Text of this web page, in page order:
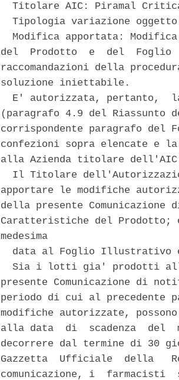
Titolare AIC: Piramal
Tipologia variazione
Modifica apportata:
del  Prodotto  e  del  Foglio
raccomandazioni della
soluzione iniettabile.
E' autorizzata, pertanto,
(paragrafo 4.9 del
corrispondente paragrafo
confezioni sopra elencate
alla Azienda titolare
Il Titolare
apportare le modifiche
della presente
Caratteristiche del
medesima
data al Foglio
Sia i lotti gia' prodotti
presente Comunicazione di
periodo di cui al precedente
modifiche autorizzate,
alla data  di  scadenza  del
decorrere dal termine di 30
Gazzetta  Ufficiale  della
comunicazione, i  farmacisti